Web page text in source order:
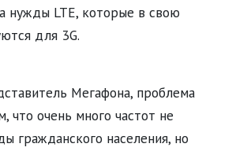
нужды LTE, которые в свою
для 3G.
Мегафона, проблема
что очень много частот не
гражданского населения, но